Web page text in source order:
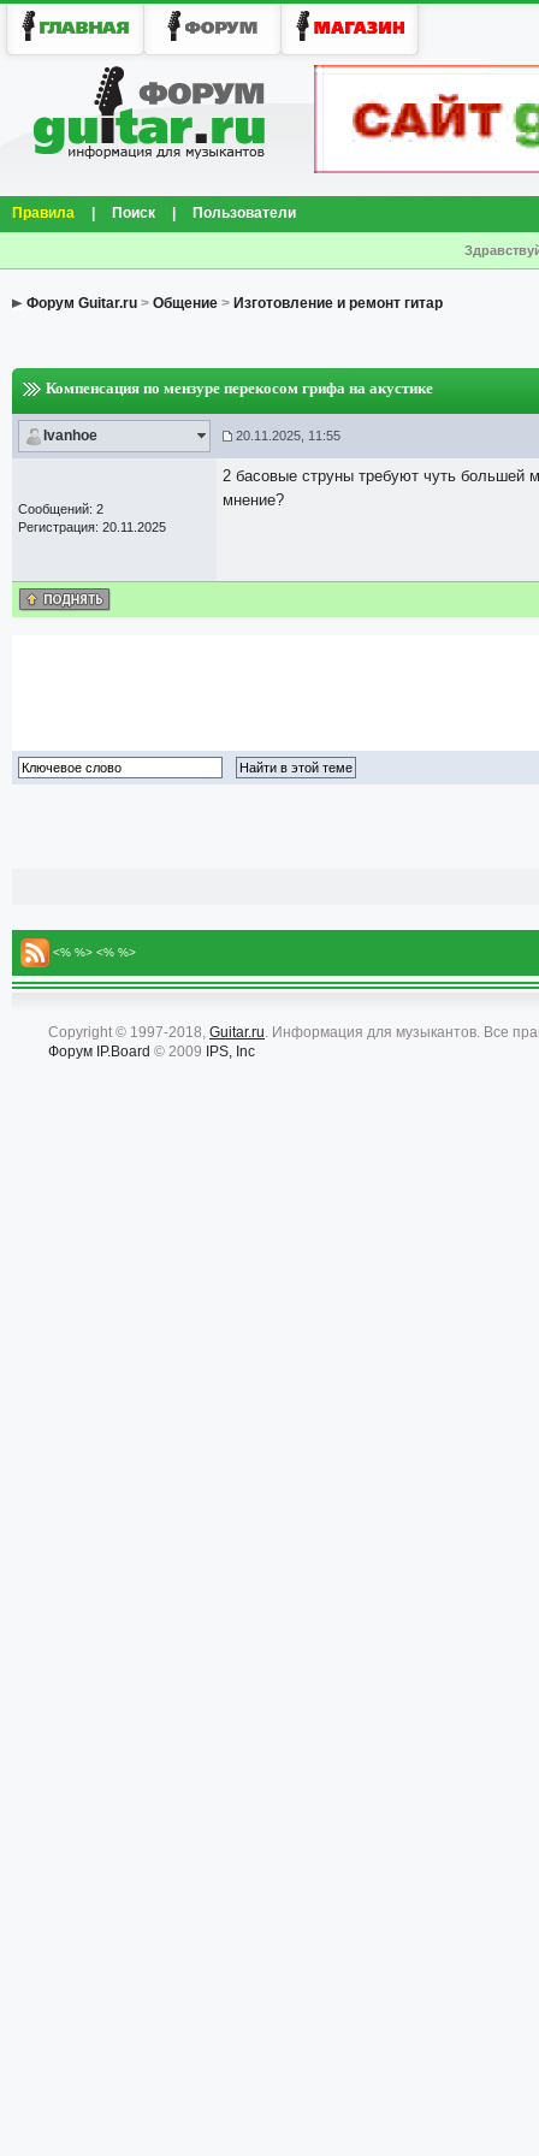
Правила Поиск Пользователи
Форум Guitar.ru > Общение > Изготовление и ремонт гитар
Компенсация по мензуре перекосом грифа на акустике
Ivanhoe 20.11.2025, 11:55
Сообщений: 2
Регистрация: 20.11.2025
2 басовые струны требуют чуть
мнение?
<% %> <% %>
Copyright © 1997-2018, Guitar.ru. Информация для музыкантов. Все
Форум IP.Board © 2009 IPS, Inc